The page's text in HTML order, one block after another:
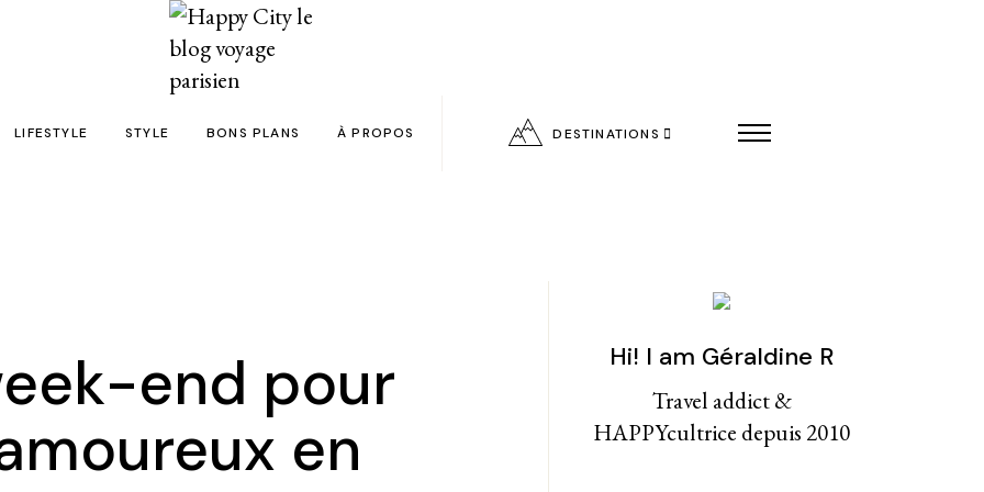
en 24h chrono
LIFESTYLE
Livres
Kids
STYLE
Tattoos
BONS PLANS À PROPOS
Politique de confidentialité
DESTINATIONS
end pour
en
Hi! I am Géraldine R
Travel addict &
HAPPYcultrice depuis 2010